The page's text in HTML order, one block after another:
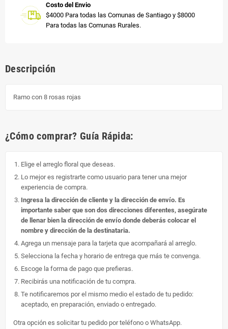
Costo del Envio
$4000 Para todas las Comunas de Santiago y $8000
Para todas las Comunas Rurales.
Descripción
Ramo con 8 rosas rojas
¿Cómo comprar? Guía Rápida:
Elige el arreglo floral que deseas.
Lo mejor es registrarte como usuario para tener una mejor
experiencia de compra.
Ingresa la dirección de cliente y la dirección de envío. Es
importante saber que son dos direcciones diferentes, asegúrate
de llenar bien la dirección de envío donde deberás colocar el
nombre y dirección de la destinataria.
Agrega un mensaje para la tarjeta que acompañará al arreglo.
Selecciona la fecha y horario de entrega que más te convenga.
Escoge la forma de pago que prefieras.
Recibirás una notificación de tu compra.
Te notificaremos por el mismo medio el estado de tu pedido:
aceptado, en preparación, enviado o entregado.
Otra opción es solicitar tu pedido por teléfono o WhatsApp.